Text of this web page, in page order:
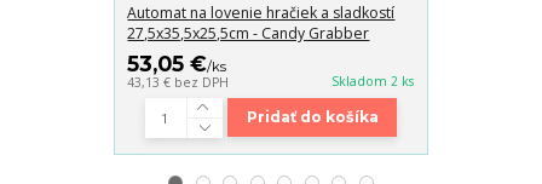
Automat na lovenie hračiek a sladkostí
27,5x35,5x25,5cm - Candy Grabber
53,05 €/ks
43,13 € bez DPH Skladom 2 ks
Pridať do košíka